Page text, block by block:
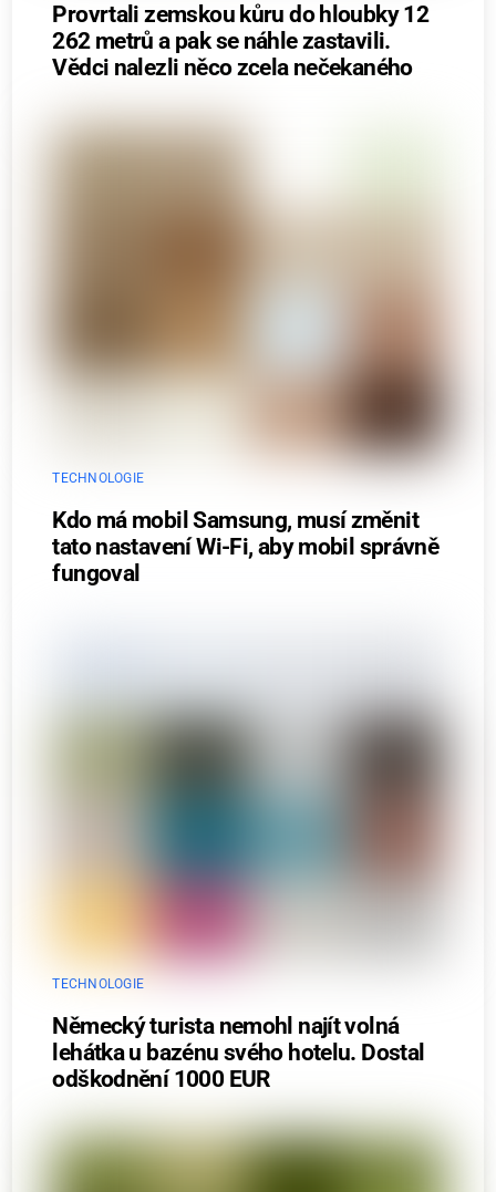
Provrtali zemskou kůru do hloubky 12
262 metrů a pak se náhle zastavili.
Vědci nalezli něco zcela nečekaného
TECHNOLOGIE
Kdo má mobil Samsung, musí změnit
tato nastavení Wi-Fi, aby mobil správně
fungoval
TECHNOLOGIE
Německý turista nemohl najít volná
lehátka u bazénu svého hotelu. Dostal
odškodnění 1000 EUR